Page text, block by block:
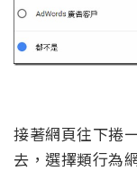
接著網頁往下捲
去，選擇類行為